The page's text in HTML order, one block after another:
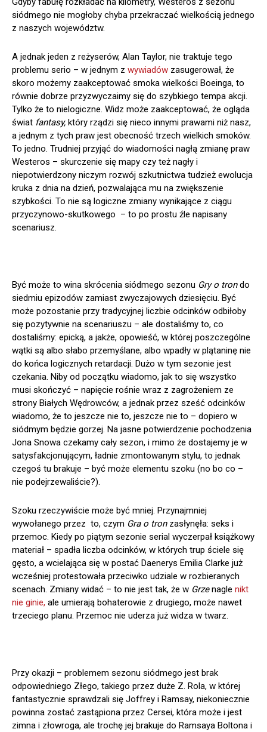
siódmego nie mogłoby chyba przekraczać wielkością jednego
z naszych województw.
A jednak jeden z reżyserów, Alan Taylor, nie traktuje tego
problemu serio – w jednym z wywiadów zasugerował, że
skoro możemy zaakceptować smoka wielkości Boeinga, to
równie dobrze przyzwyczaimy się do szybkiego tempa akcji.
Tylko że to nielogiczne. Widz może zaakceptować, że ogląda
świat fantasy, który rządzi się nieco innymi prawami niż nasz,
a jednym z tych praw jest obecność trzech wielkich smoków.
To jedno. Trudniej przyjąć do wiadomości nagłą zmianę praw
Westeros – skurczenie się mapy czy też nagły i
niepotwierdzony niczym rozwój szkutnictwa tudzież ewolucja
kruka z dnia na dzień, pozwalająca mu na zwiększenie
szybkości. To nie są logiczne zmiany wynikające z ciągu
przyczynowo-skutkowego – to po prostu źle napisany
scenariusz.
Być może to wina skrócenia siódmego sezonu Gry o trondo
siedmiu epizodów zamiast zwyczajowych dziesięciu. Być
może pozostanie przy tradycyjnej liczbie odcinków odbiłoby
się pozytywnie na scenariuszu – ale dostaliśmy to, co
dostaliśmy: epicką, a jakże, opowieść, w której poszczególne
wątki są albo słabo przemyślane, albo wpadły w plątaninę nie
do końca logicznych retardacji. Dużo w tym sezonie jest
czekania. Niby od początku wiadomo, jak to się wszystko
musi skończyć – napięcie rośnie wraz z zagrożeniem ze
strony Białych Wędrowców, a jednak przez sześć odcinków
wiadomo, że to jeszcze nie to, jeszcze nie to – dopiero w
siódmym będzie gorzej. Na jasne potwierdzenie pochodzenia
Jona Snowa czekamy cały sezon, i mimo że dostajemy je w
satysfakcjonującym, ładnie zmontowanym stylu, to jednak
czegoś tu brakuje – być może elementu szoku (no bo co –
nie podejrzewaliście?).
Szoku rzeczywiście może być mniej. Przynajmniej
wywołanego przez to, czym Gra o tron zasłynęła: seks i
przemoc. Kiedy po piątym sezonie serial wyczerpał książkowy
materiał – spadła liczba odcinków, w których trup ściele się
gęsto, a wcielająca się w postać Daenerys Emilia Clarke już
wcześniej protestowała przeciwko udziale w rozbieranych
scenach. Zmiany widać – to nie jest tak, że w Grzenagle nikt
nie ginie, ale umierają bohaterowie z drugiego, może nawet
trzeciego planu. Przemoc nie uderza już widza w twarz.
Przy okazji – problemem sezonu siódmego jest brak
odpowiedniego Złego, takiego przez duże Z. Rola, w której
fantastycznie sprawdzali się Joffrey i Ramsay, niekoniecznie
powinna zostać zastąpiona przez Cersei, która może i jest
zimna i złowroga, ale trochę jej brakuje do Ramsaya Boltona i